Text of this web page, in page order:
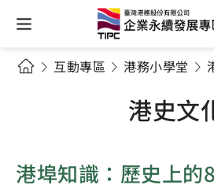
互動專區 港務小學堂
港史文
港埠知識：歷史上的